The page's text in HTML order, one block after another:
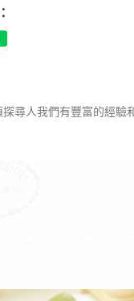
探尋人我們有豐富的經驗